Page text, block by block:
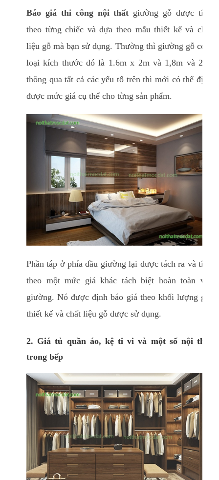
Báo giá thi công nội thất giường gỗ được tính
theo từng chiếc và dựa theo mẫu thiết kế và chất
liệu gỗ mà bạn sử dụng. Thường thì giường gỗ có 2
loại kích thước đó là 1.6m x 2m và 1,8m và 2m,
thông qua tất cả các yếu tố trên thì mới có thể định
được mức giá cụ thể cho từng sản phẩm.
Phần táp ở phía đầu giường lại được tách ra và tính
theo một mức giá khác tách biệt hoàn toàn với
giường. Nó được định báo giá theo khối lượng gỗ,
thiết kế và chất liệu gỗ được sử dụng.
2. Giá tủ quần áo, kệ ti vi và một số nội thất
trong bếp